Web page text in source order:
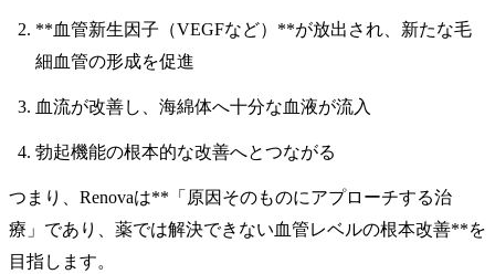
**血管新生因子（VEGFなど）**が放出され、新たな毛
細血管の形成を促進
血流が改善し、海綿体へ十分な血液が流入
勃起機能の根本的な改善へとつながる
つまり、Renovaは**「原因そのものにアプローチする治
療」であり、薬では解決できない血管レベルの根本改善**を
目指します。